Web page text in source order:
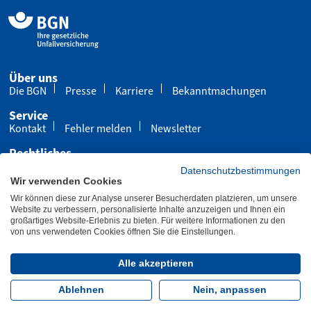
Über uns
Die BGN Presse Karriere Bekanntmachungen
Service
Kontakt Fehler melden Newsletter
Rechtliches
Cookies
Barrierefreiheit
Übersicht Leichte Sprache Gebärdensprache
Letzte Aktualisierung 15.10.2025
Folgen Sie uns:
Datenschutzbestimmungen
Wir verwenden Cookies
Wir können diese zur Analyse unserer Besucherdaten platzieren, um unsere
Website zu verbessern, personalisierte Inhalte anzuzeigen und Ihnen ein
großartiges Website-Erlebnis zu bieten. Für weitere Informationen zu den
von uns verwendeten Cookies öffnen Sie die Einstellungen.
Alle akzeptieren
Ablehnen Nein, anpassen